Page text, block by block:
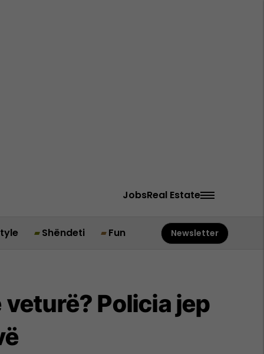
JobsReal Estate
Shëndeti Fun Newsletter
Policia jep